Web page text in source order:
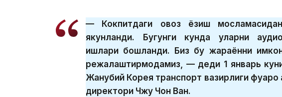
— Кокпитдаги овоз ёзиш
якунланди. Бугунги кунда уларни
ишлари бошланди. Биз бу жараённи имкон
режалаштирмоқдамиз, — деди 1 январь
Жанубий Корея транспорт вазирлиги
директори Чжу Чон Ван.